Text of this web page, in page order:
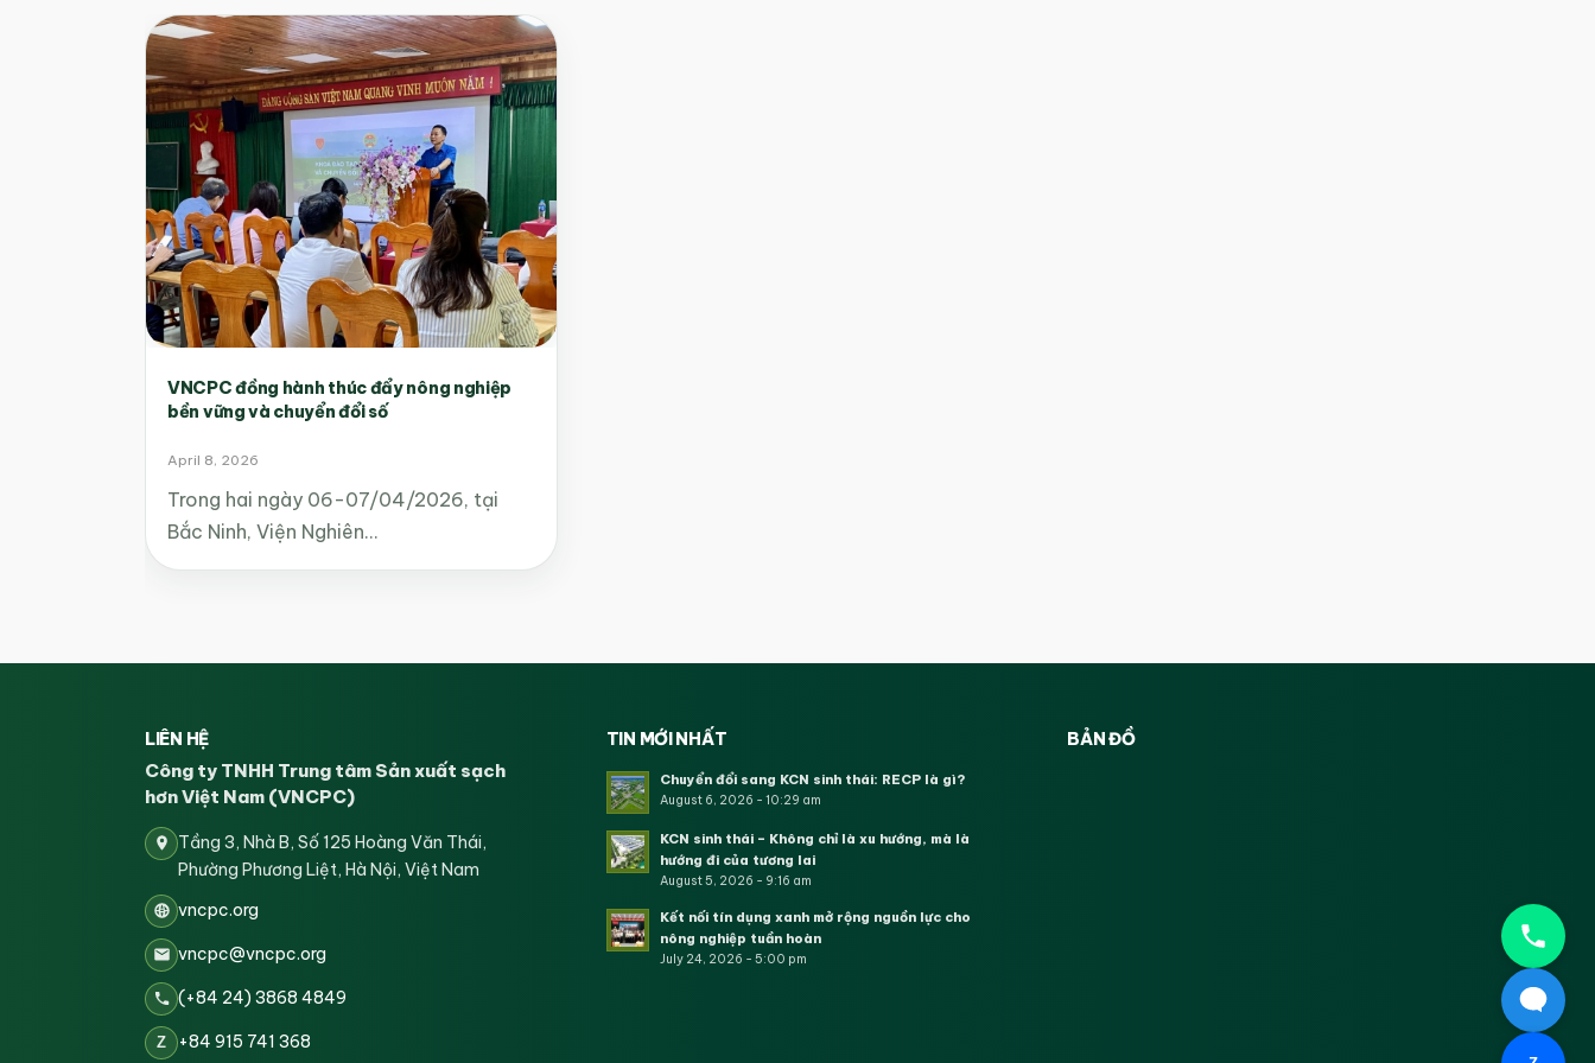
VNCPC đồng hành thúc đẩy nông nghiệp
bền vững và chuyển đổi số
April 8, 2026
Trong hai ngày 06-07/04/2026, tại
Bắc Ninh, Viện Nghiên…
LIÊN HỆ
Công ty TNHH Trung tâm Sản xuất sạch
hơn Việt Nam (VNCPC)
Tầng 3, Nhà B, Số 125 Hoàng Văn Thái,
Phường Phương Liệt, Hà Nội, Việt Nam
vncpc.org
vncpc@vncpc.org
(+84 24) 3868 4849
Z +84 915 741 368
TIN MỚI NHẤT
Chuyển đổi sang KCN sinh thái: RECP là gì?
August 6, 2026 - 10:29 am
KCN sinh thái – Không chỉ là xu hướng, mà là
hướng đi của tương lai
August 5, 2026 - 9:16 am
Kết nối tín dụng xanh mở rộng nguồn lực cho
nông nghiệp tuần hoàn
July 24, 2026 - 5:00 pm
BẢN ĐỒ